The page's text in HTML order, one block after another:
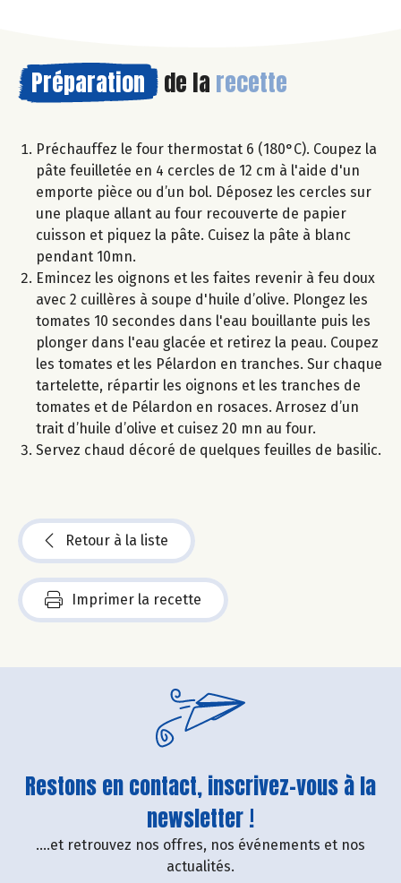
Préparation de la recette
Préchauffez le four thermostat 6 (180°C). Coupez la
pâte feuilletée en 4 cercles de 12 cm à l'aide d'un
emporte pièce ou d’un bol. Déposez les cercles sur
une plaque allant au four recouverte de papier
cuisson et piquez la pâte. Cuisez la pâte à blanc
pendant 10mn.
Emincez les oignons et les faites revenir à feu doux
avec 2 cuillères à soupe d'huile d’olive. Plongez les
tomates 10 secondes dans l'eau bouillante puis les
plonger dans l'eau glacée et retirez la peau. Coupez
les tomates et les Pélardon en tranches. Sur chaque
tartelette, répartir les oignons et les tranches de
tomates et de Pélardon en rosaces. Arrosez d’un
trait d’huile d’olive et cuisez 20 mn au four.
Servez chaud décoré de quelques feuilles de basilic.
Retour à la liste
Imprimer la recette
Restons en contact, inscrivez-vous à la
newsletter !
....et retrouvez nos offres, nos événements et nos
actualités.